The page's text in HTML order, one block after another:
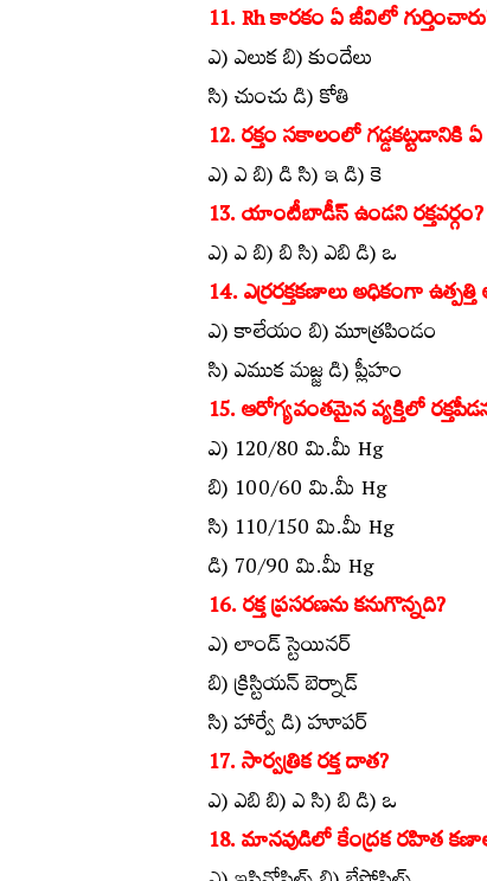
11. Rh కారకం ఏ జీవిలో
ఎ) ఎలుక బి) కుందేలు
సి) చుంచు డి) కోతి
12. రక్తం సకాలంలో
ఎ) ఎ బి) డి సి) ఇ డి) కె
13. యాంటీబాడీస్‌ ఉండని రక్తవర్గం?
ఎ) ఎ బి) బి సి) ఎబి డి) ఒ
14. ఎర్రరక్తకణాలు అధికంగా
ఎ) కాలేయం బి) మూత్రపిండం
సి) ఎముక మజ్జ డి) ప్లీహం
15. ఆరోగ్యవంతమైన వ్యక్తిలో
ఎ) 120/80 మి.మీ Hg
బి) 100/60 మి.మీ Hg
సి) 110/150 మి.మీ Hg
డి) 70/90 మి.మీ Hg
16. రక్త ప్రసరణను కనుగొన్నది?
ఎ) లాండ్‌ స్టెయినర్‌
బి) క్రిస్టియన్‌ బెర్నాడ్‌
సి) హార్వే డి) హూపర్‌
17. సార్వత్రిక రక్త దాత?
ఎ) ఎబి బి) ఎ సి) బి డి) ఒ
18. మానవుడిలో కేంద్రక రహిత